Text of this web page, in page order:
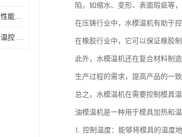
铜陵防爆冷水机供货商 性能稳定
南通水模温机维修 康嘉温控 使用便捷
陷，如缩水、变形、表面瑕疵等
在压铸行业中，水模温机有助于
在橡胶行业中，它可以保证橡胶
此外，水模温机还在复合材料制
生产过程的需求，提高产品的一致
总之，水模温机在需要控制模具
油模温机是一种用于模具加热和
1. 控制温度：能够将模具的温度